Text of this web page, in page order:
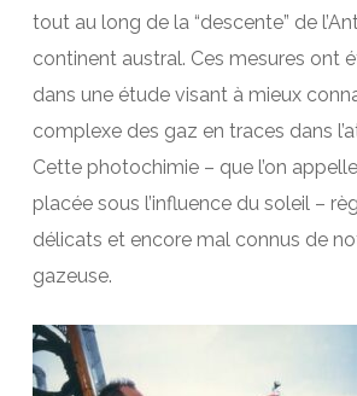
tout au long de la “descente” de
continent austral. Ces mesures ont
dans une étude visant à mieux
complexe des gaz en traces dans
Cette photochimie – que l’on
placée sous l’influence du soleil –
délicats et encore mal connus de
gazeuse.